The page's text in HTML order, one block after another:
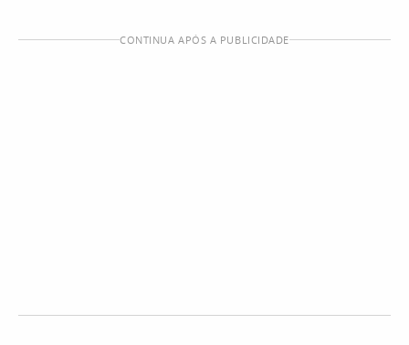
CONTINUA APÓS A PUBLICIDADE